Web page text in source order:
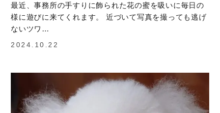
最近、事務所の手すりに飾られた花の蜜を吸いに毎日の
様に遊びに来てくれます。 近づいて写真を撮っても逃げ
ないツワ…
2024.10.22